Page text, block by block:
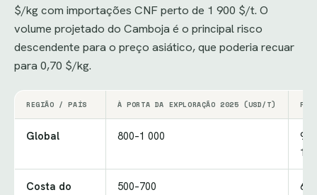
$/kg com importações CNF perto de 1 900 $/t. O
volume projetado do Camboja é o principal risco
descendente para o preço asiático, que poderia recuar
para 0,70 $/kg.
REGIÃO / PAÍS À PORTA DA EXPLORAÇÃO 2025 (USD/T)
Global 800–1 000
100
Costa do
500–700